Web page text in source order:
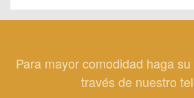
Para mayor comodidad haga
través de nuestro